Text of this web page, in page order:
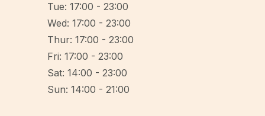
Tue: 17:00 - 23:00
Wed: 17:00 - 23:00
Thur: 17:00 - 23:00
Fri: 17:00 - 23:00
Sat: 14:00 - 23:00
Sun: 14:00 - 21:00